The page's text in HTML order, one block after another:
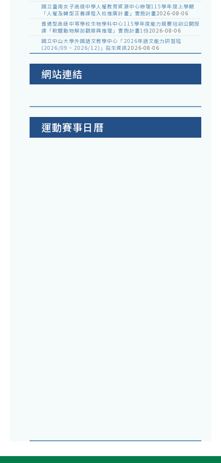
國立臺南女子高級中學人權教育資源中心辦理115學年度上學期
「人權及轉型正義課程入校推廣計畫」實施計畫2026-08-06
普通型高級中等學校生物學科中心115學年度能力競賽培訓公開授
課「軟體動物解剖觀察與推理」實施計畫1份2026-08-06
國立中山大學外國語文教學中心「2026年語文能力研習班
(2026/09 ~ 2026/12)」招生資訊2026-08-06
網站連結
運動賽事日曆